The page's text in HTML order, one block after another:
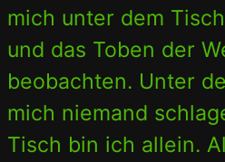
mich unter dem
und das Toben der
beobachten. Unter
mich niemand
Tisch bin ich allein.